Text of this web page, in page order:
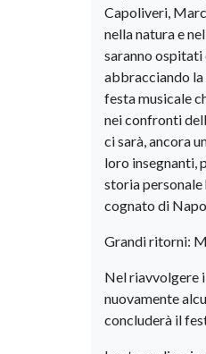
Capoliveri,
nella natura e
saranno ospitati
abbracciando la
festa musicale
nei confronti
ci sarà, ancora
loro insegnanti,
storia personale
cognato di
Grandi ritorni:
Nel riavvolgere
nuovamente
concluderà il